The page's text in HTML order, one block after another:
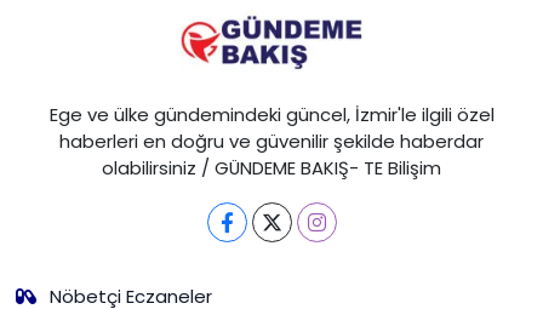
Ege ve ülke gündemindeki güncel, İzmir'le ilgili özel
haberleri en doğru ve güvenilir şekilde haberdar
olabilirsiniz / GÜNDEME BAKIŞ- TE Bilişim
Nöbetçi Eczaneler